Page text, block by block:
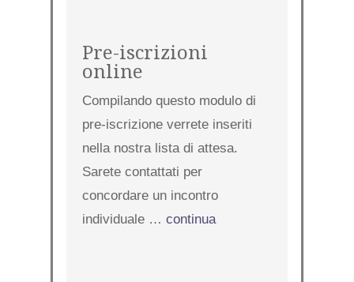
Pre-iscrizioni
online
Compilando questo modulo di
pre-iscrizione verrete inseriti
nella nostra lista di attesa.
Sarete contattati per
concordare un incontro
individuale … continua